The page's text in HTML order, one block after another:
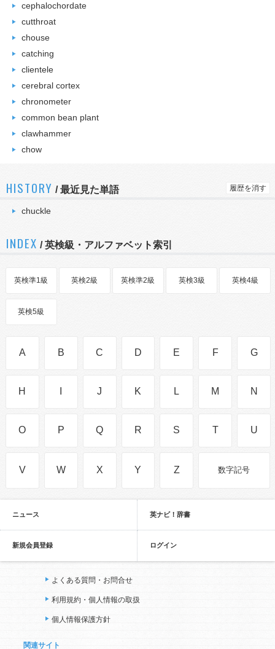
cephalochordate
cutthroat
chouse
catching
clientele
cerebral cortex
chronometer
common bean plant
clawhammer
chow
HISTORY /最近見た単語 履歴を消す
chuckle
INDEX / 英検級・アルファベット索引
英検準1級 英検2級 英検準2級 英検3級 英検4級
英検5級
A B C D E F G
H J K L M N
O P Q R S T U
V W X Y Z 数字記号
ニュース 英ナビ！辞書
新規会員登録 ログイン
よくある質問・お問合せ
利用規約・個人情報の取扱
個人情報保護方針
関連サイト